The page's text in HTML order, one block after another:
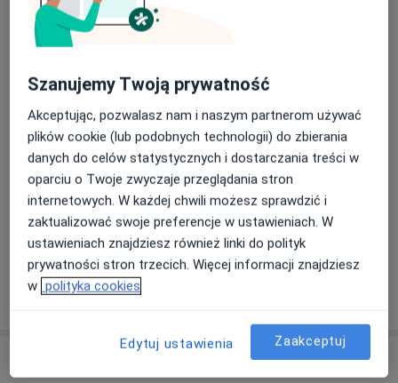
Rodzaje konsultacji
Stacjonarne Zobacz lokalizacje (1)
Zobacz galerię (10)
Szanujemy Twoją prywatność
Akceptując, pozwalasz nam i naszym partnerom używać
plików cookie (lub podobnych technologii) do zbierania
danych do celów statystycznych i dostarczania treści w
oparciu o Twoje zwyczaje przeglądania stron
internetowych. W każdej chwili możesz sprawdzić i
zaktualizować swoje preferencje w ustawieniach. W
ustawieniach znajdziesz również linki do polityk
prywatności stron trzecich. Więcej informacji znajdziesz
w polityka cookies
Edytuj ustawienia Zaakceptuj